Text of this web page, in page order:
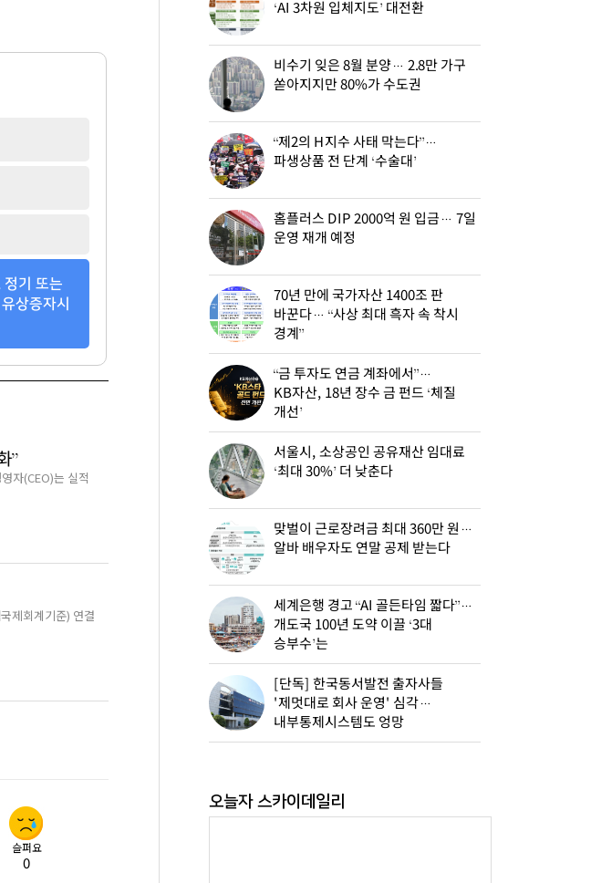
정기 또는
상증자시
”
자(CEO)는 실적
제회계기준) 연결
슬퍼요
0
‘AI 3차원 입체지도’ 대전환
비수기 잊은 8월 분양… 2.8만 가구
쏟아지지만 80%가 수도권
“제2의 H지수 사태 막는다”…
파생상품 전 단계 ‘수술대’
홈플러스 DIP 2000억 원 입금… 7일
운영 재개 예정
70년 만에 국가자산 1400조 판
바꾼다… “사상 최대 흑자 속 착시
경계”
“금 투자도 연금 계좌에서”…
KB자산, 18년 장수 금 펀드 ‘체질
개선’
서울시, 소상공인 공유재산 임대료
‘최대 30%’ 더 낮춘다
맞벌이 근로장려금 최대 360만 원…
알바 배우자도 연말 공제 받는다
세계은행 경고 “AI 골든타임 짧다”…
개도국 100년 도약 이끌 ‘3대
승부수’는
[단독] 한국동서발전 출자사들
'제멋대로 회사 운영' 심각…
내부통제시스템도 엉망
오늘자 스카이데일리